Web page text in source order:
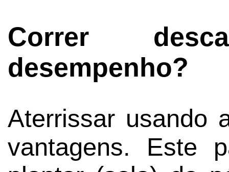
Correr
desempenho?
Aterrissar usando
vantagens. Este